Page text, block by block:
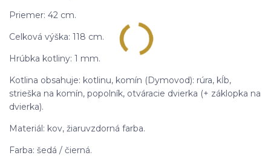
Priemer: 42 cm.
Celková výška: 118 cm.
Hrúbka kotliny: 1 mm.
Kotlina obsahuje: kotlinu, komín (Dymovod): rúra, kĺb,
strieška na komín, popolník, otváracie dvierka (+ záklopka na
dvierka).
Materiál: kov, žiaruvzdorná farba.
Farba: šedá / čierná.